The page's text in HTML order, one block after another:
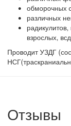
обморочных
различных
взрослых,
Проводит УЗДГ
Отзывы